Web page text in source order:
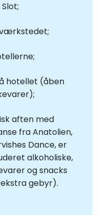
hotellet (åben
aften med
fra Anatolien,
Dance, er
alkoholiske,
og snacks
gebyr).